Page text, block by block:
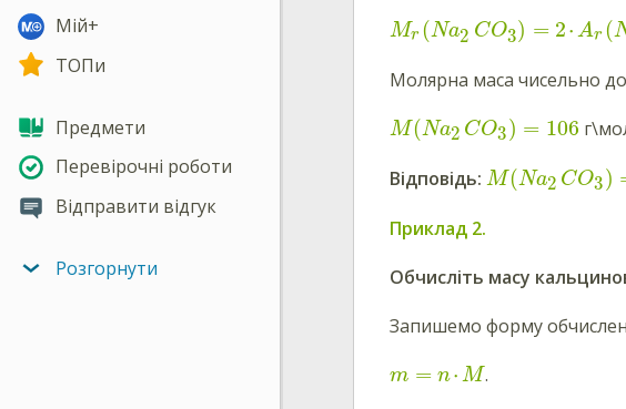
Мій+
ТОПи
Предмети
Перевірочні роботи
Відправити відгук
Розгорнути
Mr(Na2 CO3) = 2⋅ Ar(
Молярна маса чисельно
M(Na2 CO3) = 106
Відповідь: M(Na2 CO3)
Приклад 2.
Обчисліть масу
Запишемо форму
m = n⋅ M.